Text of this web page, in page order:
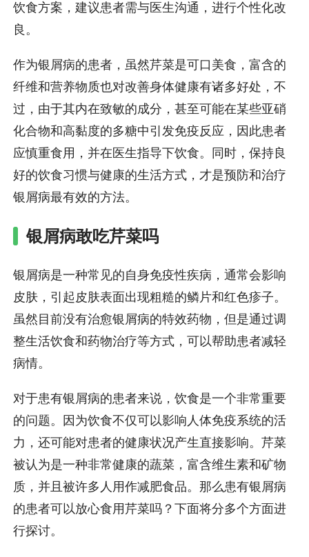
饮食方案，建议患者需与医生沟通，进行个性化改
良。
作为银屑病的患者，虽然芹菜是可口美食，富含的
纤维和营养物质也对改善身体健康有诸多好处，不
过，由于其内在致敏的成分，甚至可能在某些亚硝
化合物和高黏度的多糖中引发免疫反应，因此患者
应慎重食用，并在医生指导下饮食。同时，保持良
好的饮食习惯与健康的生活方式，才是预防和治疗
银屑病最有效的方法。
银屑病敢吃芹菜吗
银屑病是一种常见的自身免疫性疾病，通常会影响
皮肤，引起皮肤表面出现粗糙的鳞片和红色疹子。
虽然目前没有治愈银屑病的特效药物，但是通过调
整生活饮食和药物治疗等方式，可以帮助患者减轻
病情。
对于患有银屑病的患者来说，饮食是一个非常重要
的问题。因为饮食不仅可以影响人体免疫系统的活
力，还可能对患者的健康状况产生直接影响。芹菜
被认为是一种非常健康的蔬菜，富含维生素和矿物
质，并且被许多人用作减肥食品。那么患有银屑病
的患者可以放心食用芹菜吗？下面将分多个方面进
行探讨。